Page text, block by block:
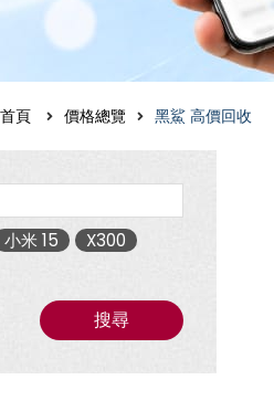
首頁 價格總覽 黑鯊 高價回收
小米 15
X300
搜尋